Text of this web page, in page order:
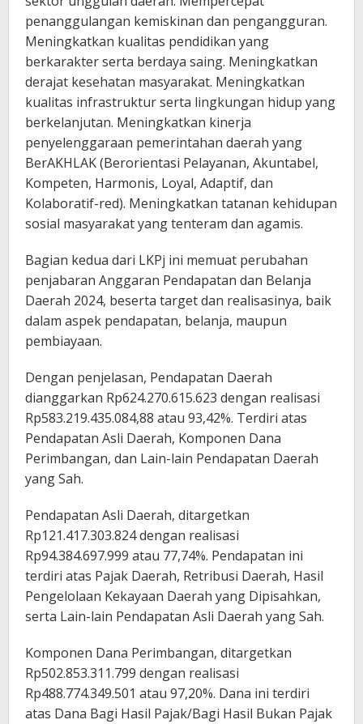
penanggulangan kemiskinan dan pengangguran.
Meningkatkan kualitas pendidikan yang
berkarakter serta berdaya saing. Meningkatkan
derajat kesehatan masyarakat. Meningkatkan
kualitas infrastruktur serta lingkungan hidup yang
berkelanjutan. Meningkatkan kinerja
penyelenggaraan pemerintahan daerah yang
BerAKHLAK (Berorientasi Pelayanan, Akuntabel,
Kompeten, Harmonis, Loyal, Adaptif, dan
Kolaboratif-red). Meningkatkan tatanan kehidupan
sosial masyarakat yang tenteram dan agamis.
Bagian kedua dari LKPj ini memuat perubahan
penjabaran Anggaran Pendapatan dan Belanja
Daerah 2024, beserta target dan realisasinya, baik
dalam aspek pendapatan, belanja, maupun
pembiayaan.
Dengan penjelasan, Pendapatan Daerah
dianggarkan Rp624.270.615.623 dengan realisasi
Rp583.219.435.084,88 atau 93,42%. Terdiri atas
Pendapatan Asli Daerah, Komponen Dana
Perimbangan, dan Lain-lain Pendapatan Daerah
yang Sah.
Pendapatan Asli Daerah, ditargetkan
Rp121.417.303.824 dengan realisasi
Rp94.384.697.999 atau 77,74%. Pendapatan ini
terdiri atas Pajak Daerah, Retribusi Daerah, Hasil
Pengelolaan Kekayaan Daerah yang Dipisahkan,
serta Lain-lain Pendapatan Asli Daerah yang Sah.
Komponen Dana Perimbangan, ditargetkan
Rp502.853.311.799 dengan realisasi
Rp488.774.349.501 atau 97,20%. Dana ini terdiri
atas Dana Bagi Hasil Pajak/Bagi Hasil Bukan Pajak